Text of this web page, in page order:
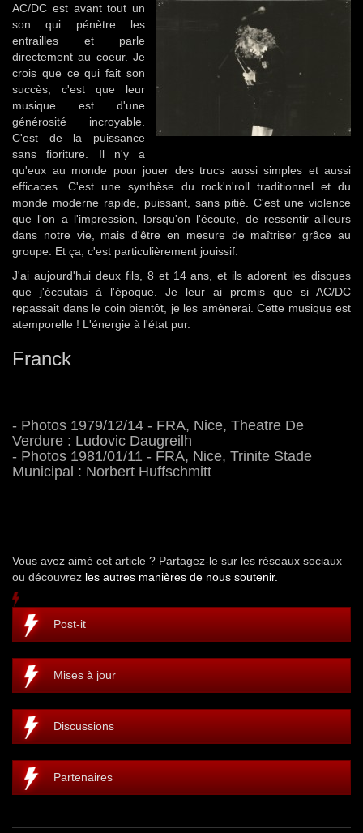
AC/DC est avant tout un
son qui pénètre les
entrailles et parle
directement au coeur. Je
crois que ce qui fait son
succès, c'est que leur
musique est d'une
générosité incroyable.
C'est de la puissance
sans fioriture. Il n'y a
qu'eux au monde pour jouer des trucs aussi simples et aussi
efficaces. C'est une synthèse du rock'n'roll traditionnel et du
monde moderne rapide, puissant, sans pitié. C'est une violence
que l'on a l'impression, lorsqu'on l'écoute, de ressentir ailleurs
dans notre vie, mais d'être en mesure de maîtriser grâce au
groupe. Et ça, c'est particulièrement jouissif.
J'ai aujourd'hui deux fils, 8 et 14 ans, et ils adorent les disques
que j'écoutais à l'époque. Je leur ai promis que si AC/DC
repassait dans le coin bientôt, je les amènerai. Cette musique est
atemporelle ! L'énergie à l'état pur.
Franck
- Photos 1979/12/14 - FRA, Nice, Theatre De
Verdure : Ludovic Daugreilh
- Photos 1981/01/11 - FRA, Nice, Trinite Stade
Municipal : Norbert Huffschmitt
Vous avez aimé cet article ? Partagez-le sur les réseaux sociaux
ou découvrez les autres manières de nous soutenir.
Post-it
Mises à jour
Discussions
Partenaires